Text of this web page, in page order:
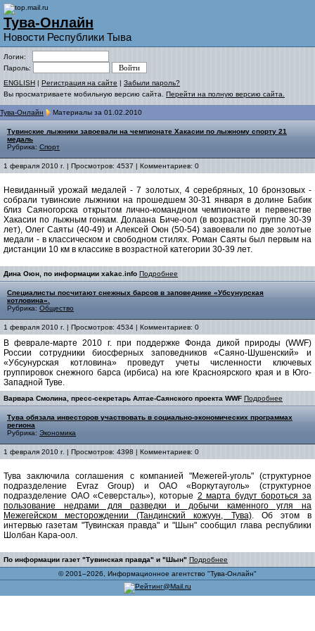
Тува-Онлайн
Новости Республики Тыва
Логин:
Пароль:
ENGLISH | Регистрация на сайте | Забыли пароль?
Вы просматриваете мобильную версию сайта. Перейти на полную версию сайта.
Тува-Онлайн Материалы за 01.02.2010
Тувинские лыжники завоевали на чемпионате Хакасии по лыжному спорту 21
медаль
Рубрика: Спорт
1 февраля 2010 г. | Просмотров: 4537 | Комментариев: 0
Невиданный урожай медалей - 7 золотых, 4 серебряных, 10 бронзовых -
собрали тувинские лыжники на прошедшем 30-31 января в долине Бабик
близ Саяногорска открытом лично-командном чемпионате и первенстве
Хакасии по лыжным гонкам. Долаана Биче-оол (в возрастной группе 30-39
лет), Олег Саяты (40-49) и Алексей Оюн (50-54) завоевали по две золотые
медали - в классическом и свободном стилях. Роман Саяты был первым на
дистанции 10 км в классике в возрастной категории 30-39 лет.
Дина Оюн, по информации xakac.info Подробнее
Специалисты посчитают снежных барсов в заповеднике «Убсунурская
котловина».
Рубрика: Общество
1 февраля 2010 г. | Просмотров: 4534 | Комментариев: 0
В феврале-марте 2010 г. при поддержке Фонда дикой природы (WWF)
России сотрудники биосферных заповедников «Саяно-Шушенский» и
«Убсунурская котловина» проведут учеты численности ключевых
группировок снежного барса (ирбиса) на юге Красноярского края и в Юго-
Западной Туве.
Варвара Смолина, пресс-секретарь Алтае-Саянского проекта WWF Подробнее
Тува обязала инвесторов участвовать в социально-экономических программах
региона
Рубрика: Экономика
1 февраля 2010 г. | Просмотров: 4398 | Комментариев: 0
Тува заключила соглашения с компанией "Межегей-уголь" (структурное
подразделение Evraz Group) и ОАО «Воркутауголь» (структурное
подразделение ОАО «Северсталь»), которые 2 марта будут бороться за
пользование недрами для разведки и добычи каменного угля на
Межегейском месторождении (Тандинский кожуун, Тува). Об этом в
интервью газетам "Тувинская правда" и "Шын" сообщил глава республики
Шолбан Кара-оол.
По информации газет "Тувинская правда" и "Шын" Подробнее
© 2001–2026, Информационное агентство "Тува-Онлайн"